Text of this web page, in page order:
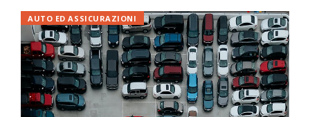
AUTO ED ASSICURAZIONI